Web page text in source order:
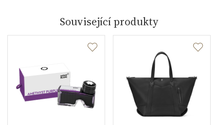
Související produkty